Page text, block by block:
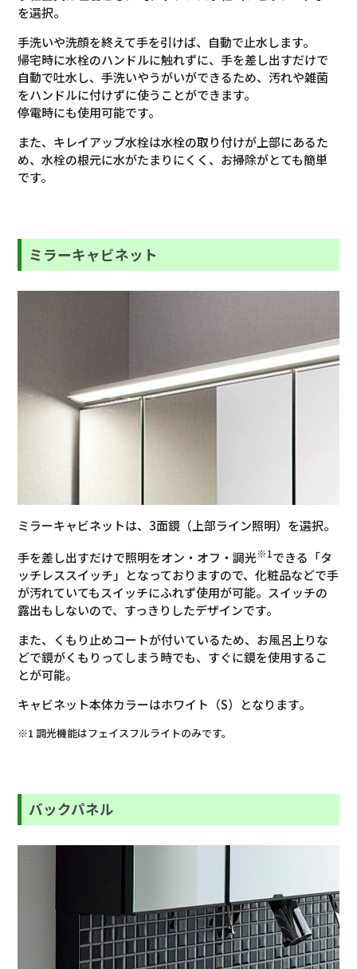
を選択。
手洗いや洗顔を終えて手を引けば、自動で止水します。
帰宅時に水栓のハンドルに触れずに、手を差し出すだけで
自動で吐水し、手洗いやうがいができるため、汚れや雑菌
をハンドルに付けずに使うことができます。
停電時にも使用可能です。
また、キレイアップ水栓は水栓の取り付けが上部にあるた
め、水栓の根元に水がたまりにくく、お掃除がとても簡単
です。
ミラーキャビネット
ミラーキャビネットは、3面鏡（上部ライン照明）を選択。
手を差し出すだけで照明をオン・オフ・調光※1できる「タ
ッチレススイッチ」となっておりますので、化粧品などで手
が汚れていてもスイッチにふれず使用が可能。スイッチの
露出もしないので、すっきりしたデザインです。
また、くもり止めコートが付いているため、お風呂上りな
どで鏡がくもりってしまう時でも、すぐに鏡を使用するこ
とが可能。
キャビネット本体カラーはホワイト（S）となります。
※1 調光機能はフェイスフルライトのみです。
バックパネル